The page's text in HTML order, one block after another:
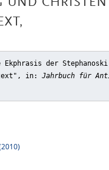
UND
der
, in: Jahrbuch für